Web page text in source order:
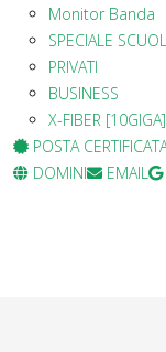
Monitor Banda
SPECIALE
PRIVATI
BUSINESS
X-FIBER [10GIGA]
POSTA
DOMINI
EMAIL